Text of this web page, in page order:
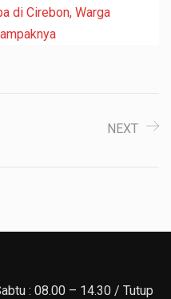
di Cirebon, Warga
NEXT
: 08.00 – 14.30 / Tutup